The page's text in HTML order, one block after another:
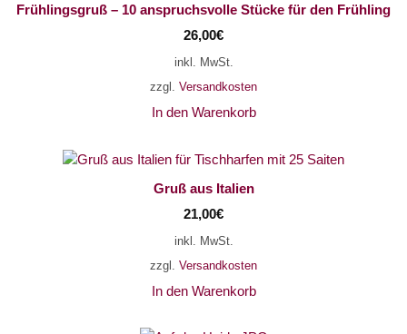
Frühlingsgruß – 10 anspruchsvolle Stücke für den Frühling
26,00€
inkl. MwSt.
zzgl. Versandkosten
In den Warenkorb
Gruß aus Italien
21,00€
inkl. MwSt.
zzgl. Versandkosten
In den Warenkorb